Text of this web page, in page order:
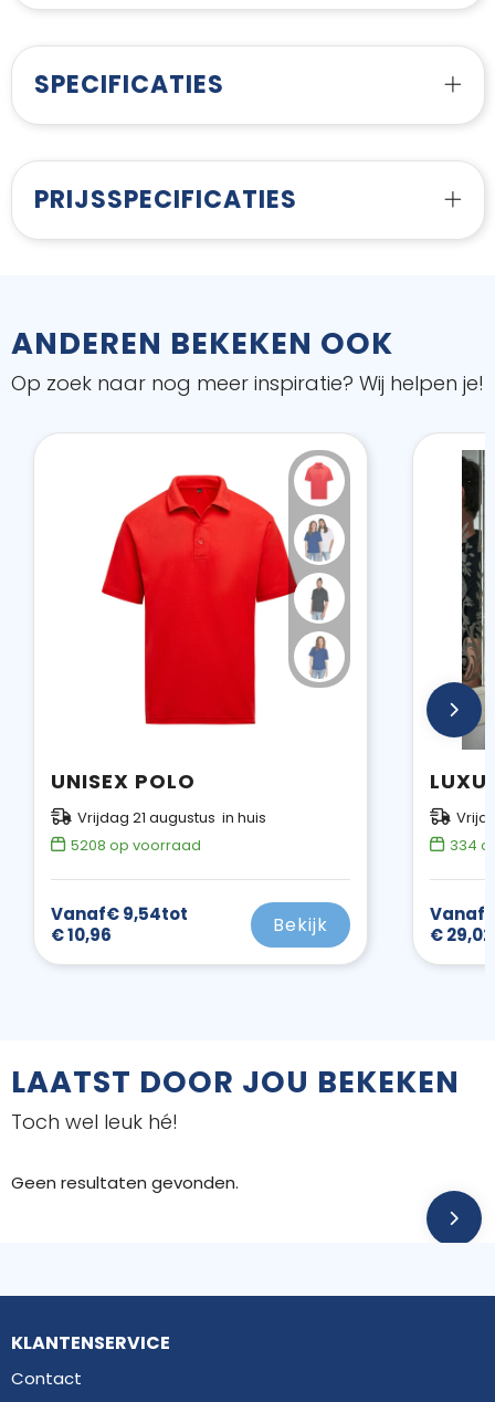
SPECIFICATIES
PRIJSSPECIFICATIES
ANDEREN BEKEKEN OOK
Op zoek naar nog meer inspiratie? Wij helpen je!
UNISEX POLO
Vrijdag 21 augustus in huis
5208 op voorraad
Vanaf€ 9,54tot
€ 10,96
Bekijk
334
Vanaf
€ 29,02
LAATST DOOR JOU BEKEKEN
Toch wel leuk hé!
Geen resultaten gevonden.
KLANTENSERVICE
Contact